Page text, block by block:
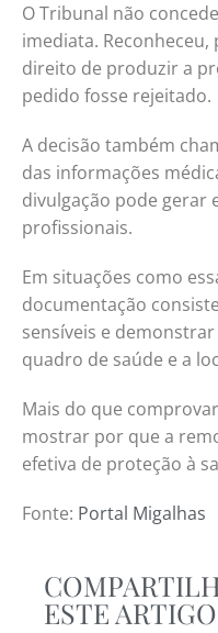
O Tribunal não
imediata.
direito de produzir a
pedido fosse rejeitado.
A decisão também
das informações
divulgação pode gerar
profissionais.
Em situações como
documentação
sensíveis e
quadro de saúde e a
Mais do que
mostrar por que a
efetiva de proteção à
Fonte: Portal Migalhas
ESTE